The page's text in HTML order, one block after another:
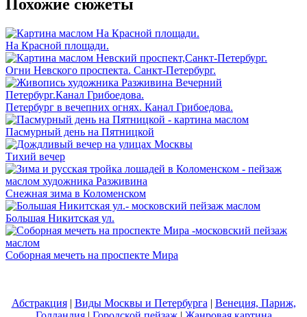
Похожие сюжеты
На Красной площади.
Огни Невского проспекта. Санкт-Петербург.
Петербург в вечепних огнях. Канал Грибоедова.
Пасмурный день на Пятницкой
Тихий вечер
Снежная зима в Коломенском
Большая Никитская ул.
Соборная мечеть на проспекте Мира
Абстракция| Виды Москвы и Петербурга | Венеция, Париж,